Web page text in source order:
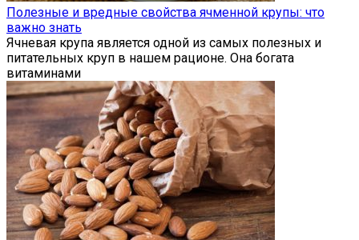
Полезные и вредные свойства ячменной крупы: что
важно знать
Ячневая крупа является одной из самых полезных и
питательных круп в нашем рационе. Она богата
витаминами